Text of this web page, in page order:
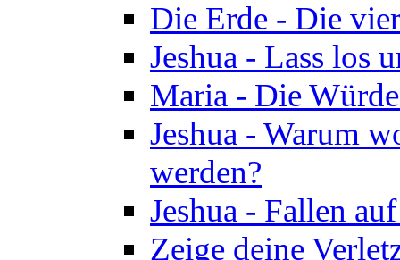
Die Erde - Die
Jeshua - Lass los
Maria - Die
Jeshua - Warum
werden?
Jeshua - Fallen
Zeige deine